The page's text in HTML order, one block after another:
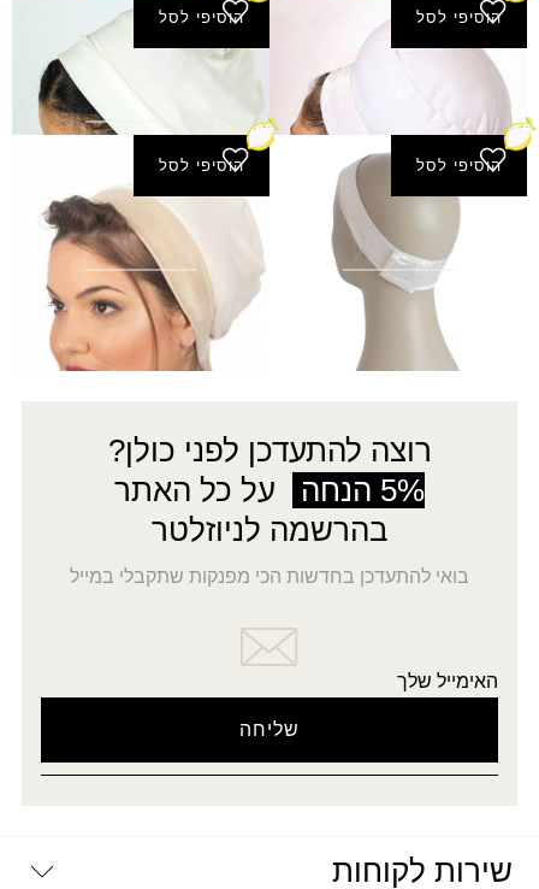
הוסיפי לסל
בובו נפח
הוסיפי לסל
סנוד פס קטיפה
18.00
הוסיפי לסל
סרט מייצב (סקוצ')
₪ 18.00
הוסיפי לסל
בובו גבוה עם סקוטש
₪50.00
←
רוצה להתעדכן לפני כולן?
5% הנחה
על כל האתר
בהרשמה לניוזלטר
בואי להתעדכן בחדשות הכי מפנקות שתקבלי במייל
האימייל שלך
שירות לקוחות